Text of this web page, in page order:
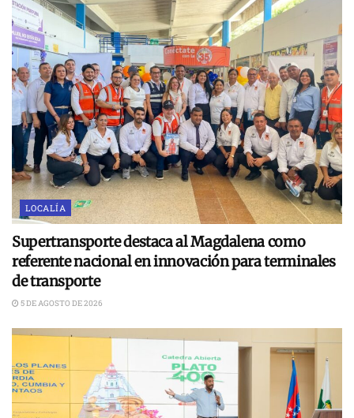
LOCALÍA
Supertransporte destaca al Magdalena como
referente nacional en innovación para terminales
de transporte
5 DE AGOSTO DE 2026